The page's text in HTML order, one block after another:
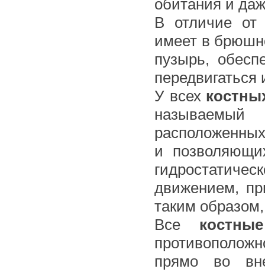
обитания и
В отличие от
имеет в
пузырь,
У всех
и
движением,
таким
Все
прямо во